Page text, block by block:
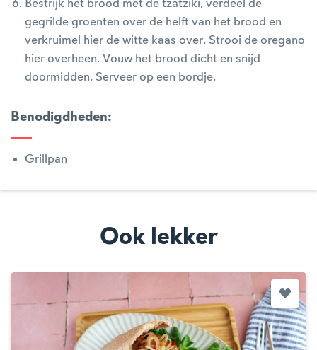
Bestrijk het brood met de tzatziki, verdeel de
gegrilde groenten over de helft van het brood en
verkruimel hier de witte kaas over. Strooi de oregano
hier overheen. Vouw het brood dicht en snijd
doormidden. Serveer op een bordje.
Benodigdheden:
Grillpan
Ook lekker